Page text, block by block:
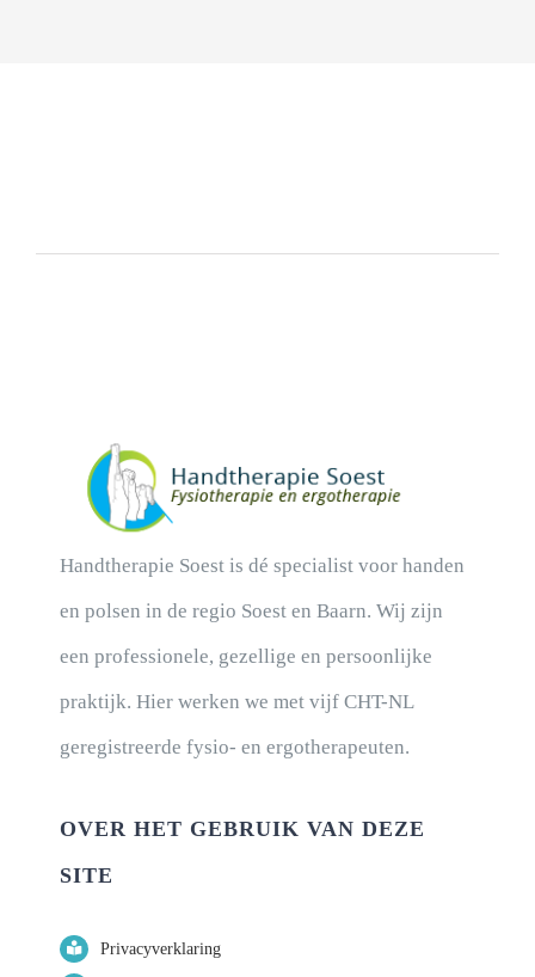
Handtherapie Soest is dé specialist voor handen
en polsen in de regio Soest en Baarn. Wij zijn
een professionele, gezellige en persoonlijke
praktijk. Hier werken we met vijf CHT-NL
geregistreerde fysio- en ergotherapeuten.
OVER HET GEBRUIK VAN DEZE
SITE
Privacyverklaring